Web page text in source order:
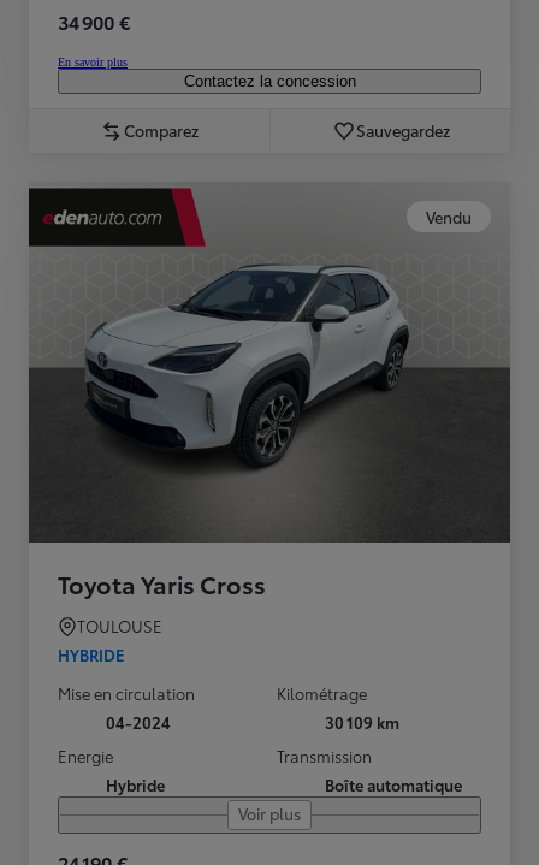
34 900 €
En savoir plus
Contactez la concession
Comparez Sauvegardez
Vendu
Toyota Yaris Cross
TOULOUSE
HYBRIDE
Mise en circulation
04-2024
Kilométrage
30 109 km
Energie
Hybride
Transmission
Boîte automatique
Voir plus